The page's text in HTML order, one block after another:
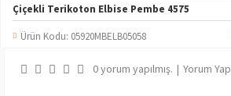
Çiçekli Terikoton Elbise Pembe 4575
Ürün Kodu: 05920MBELB05058
0 yorum yapılmış. | Yorum Yap